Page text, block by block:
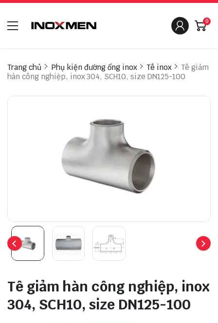
0
Trang chủ Phụ kiện đường ống inox Tê inox
Tê giảm
hàn công nghiệp, inox 304, SCH10, size DN125-100
Tê giảm hàn công nghiệp, inox
304, SCH10, size DN125-100